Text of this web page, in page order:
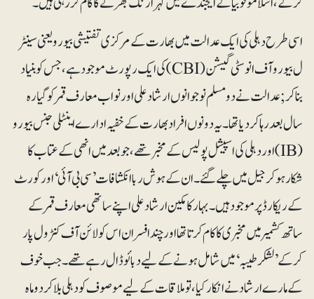
اسی طرح دہلی کی ایک عدالت میں بھارت کے مرکزی تفتیشی بیورو یعنی سینٹر
ل بیورو آف انوسٹی گیشن(CBI) کی ایک رپورٹ موجود ہے، جس کو بنیاد
بناکر ;عدالت نے دو مسلم نوجوانوں ارشاد علی اور نواب معارف قمر کو گیارہ
سال بعد رہا کردیاتھا ۔ یہ دونوں افرادبھارت کے خفیہ ادارے اینٹلی جنس بیورو
(IB) اور دہلی کی اسپیشل پولیس کے مخبر تھے، جو بعد میں انھی کے عتاب کا
شکار ہوکر جیل میں چلے گئے ۔ ان کے ہوش ربا انکشافات ’سی بی آئی‘ اور کورٹ
کے ریکارڈ پر موجود ہیں ۔ بہار کا مکین ارشاد علی اپنے ساتھی معارف قمر کے
ساتھ کشمیر میں مخبری کا کام کرتا تھا اور چند افسران اس کو لائن آف کنٹرول پار
کرکے ’لشکر طیبہ‘ میں شامل ہونے کےلیے دبائو ڈال رہے تھے ۔ جب خوف
کے مارے ارشاد نے انکار کیا، تو ملاقات کےلیے موصوف کودہلی بلاکردو ماہ